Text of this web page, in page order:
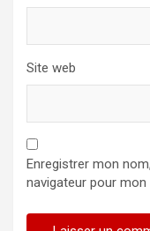
Site web
Enregistrer mon
navigateur pour